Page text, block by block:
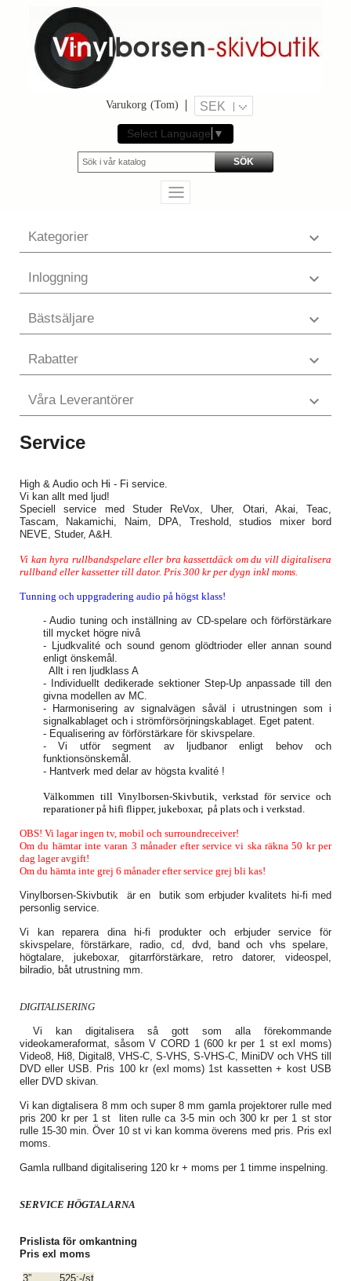
Varukorg (Tom) SEK
Select Language ▼
SÖK
Kategorier 
Inloggning 
Bästsäljare 
Rabatter 
Våra Leverantörer 
Service
High & Audio och Hi - Fi service.
Vi kan allt med ljud!
Speciell service med Studer ReVox, Uher, Otari, Akai, Teac,
Tascam, Nakamichi, Naim, DPA, Treshold, studios mixer bord
NEVE, Studer, A&H .
Vi kan hyra rullbandspelare eller bra kassettdäck om du vill digitalisera
rullband eller kassetter till dator. Pris 300 kr per dygn inkl moms.
Tunning och uppgradering audio på högst klass!
- Audio tuning och inställning av CD-spelare och förförstärkare
till mycket högre nivå
- Ljudkvalité och sound genom glödtrioder eller annan sound
enligt önskemål.
Allt i ren ljudklass A
- Individuellt dedikerade sektioner Step-Up anpassade till den
givna modellen av MC.
- Harmonisering av signalvägen såväl i utrustningen som i
signalkablaget och i strömförsörjningskablaget. Eget patent.
- Equalisering av förförstärkare för skivspelare.
- Vi utför segment av ljudbanor enligt behov och
funktionsönskemål.
- Hantverk med delar av högsta kvalité !
Välkommen till Vinylborsen-Skivbutik, verkstad för service och
reparationer på hifi flipper, jukeboxar, på plats och i verkstad.
OBS! Vi lagar ingen tv, mobil och surroundreceiver!
Om du hämtar inte varan 3 månader efter service vi ska räkna 50 kr per
dag lager avgift!
Om du hämta inte grej 6 månader efter service grej bli kas!
Vinylborsen-Skivbutik är en butik som erbjuder kvalitets hi-fi med
personlig service.
Vi kan reparera dina hi-fi produkter och erbjuder service för
skivspelare, förstärkare, radio, cd, dvd, band och vhs spelare,
högtalare, jukeboxar, gitarrförstärkare, retro datorer, videospel,
bilradio, båt utrustning mm.
DIGITALISERING
Vi kan digitalisera så gott som alla förekommande
videokameraformat, såsom V CORD 1 (600 kr per 1 st exl moms)
Video8, Hi8, Digital8, VHS-C, S-VHS, S-VHS-C, MiniDV och VHS till
DVD eller USB. Pris 100 kr (exl moms) 1st kassetten + kost USB
eller DVD skivan.
Vi kan digtalisera 8 mm och super 8 mm gamla projektorer rulle med
pris 200 kr per 1 st liten rulle ca 3-5 min och 300 kr per 1 st stor
rulle 15-30 min. Över 10 st vi kan komma överens med pris. Pris exl
moms.
Gamla rullband digitalisering 120 kr + moms per 1 timme inspelning.
SERVICE HÖGTALARNA
Prislista för omkantning
Pris exl moms
3” 525:-/st